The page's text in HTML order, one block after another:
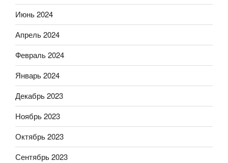
Июнь 2024
Апрель 2024
Февраль 2024
Январь 2024
Декабрь 2023
Ноябрь 2023
Октябрь 2023
Сентябрь 2023